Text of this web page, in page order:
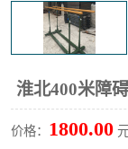
淮北400米障
价格： 1800.00